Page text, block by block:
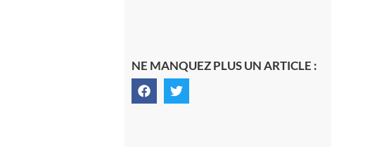
NE MANQUEZ PLUS UN ARTICLE :